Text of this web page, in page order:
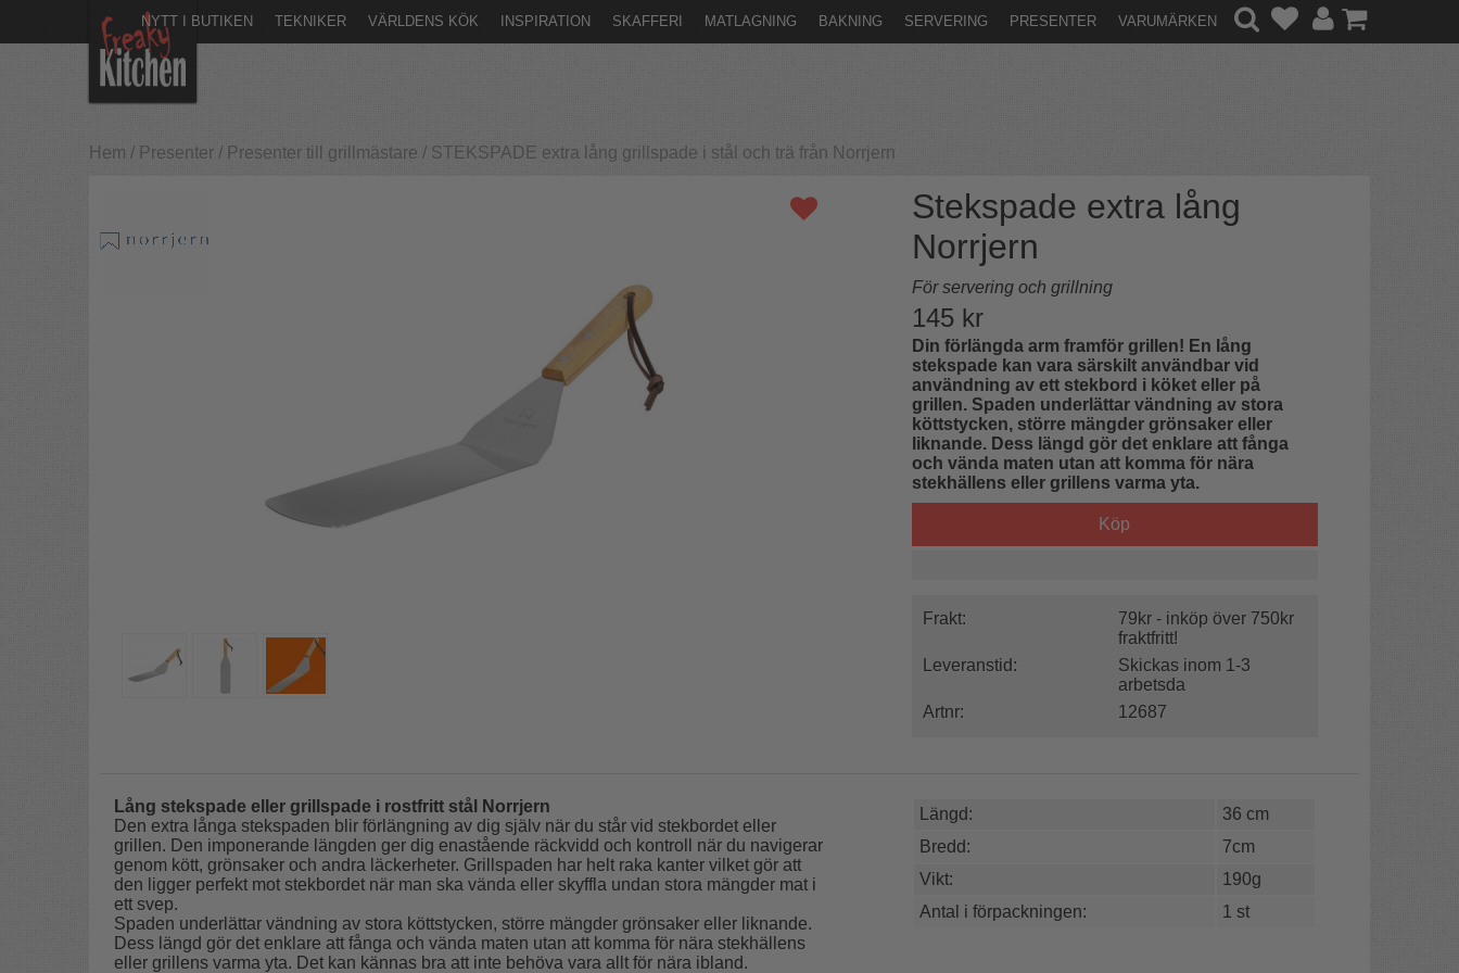
NYTT I BUTIKEN TEKNIKER VÄRLDENS KÖK INSPIRATION SKAFFERI MATLAGNING BAKNING SERVERING PRESENTER VARUMÄRKEN
Hem / Presenter / Presenter till grillmästare / STEKSPADE extra lång grillspade i stål och trä från Norrjern
Stekspade extra lång
Norrjern
För servering och grillning
145kr
Din förlängda arm framför grillen! En lång
stekspade kan vara särskilt användbar vid
användning av ett stekbord i köket eller på
grillen. Spaden underlättar vändning av stora
köttstycken, större mängder grönsaker eller
liknande. Dess längd gör det enklare att fånga
och vända maten utan att komma för nära
stekhällens eller grillens varma yta.
Köp
Frakt:
79kr - inköp över 750kr
fraktfritt!
Leveranstid:
Skickas inom 1-3
arbetsda
Artnr:
12687
Lång stekspade eller grillspade i rostfritt stål Norrjern
Den extra långa stekspaden blir förlängning av dig själv när du står vid stekbordet eller
grillen. Den imponerande längden ger dig enastående räckvidd och kontroll när du navigerar
genom kött, grönsaker och andra läckerheter. Grillspaden har helt raka kanter vilket gör att
den ligger perfekt mot stekbordet när man ska vända eller skyffla undan stora mängder mat i
ett svep.
Spaden underlättar vändning av stora köttstycken, större mängder grönsaker eller liknande.
Dess längd gör det enklare att fånga och vända maten utan att komma för nära stekhällens
eller grillens varma yta. Det kan kännas bra att inte behöva vara allt för nära ibland.
Längd:
36 cm
Bredd:
7cm
Vikt:
190g
Antal i förpackningen:
1 st